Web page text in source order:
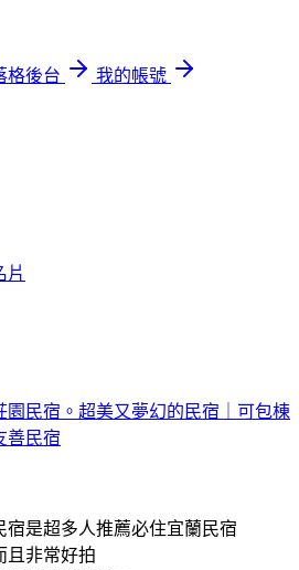
格後台
我的帳號
片
園民宿。超美又夢幻的民宿｜可包棟
善民宿
是超多人推薦必住宜蘭民宿
且非常好拍